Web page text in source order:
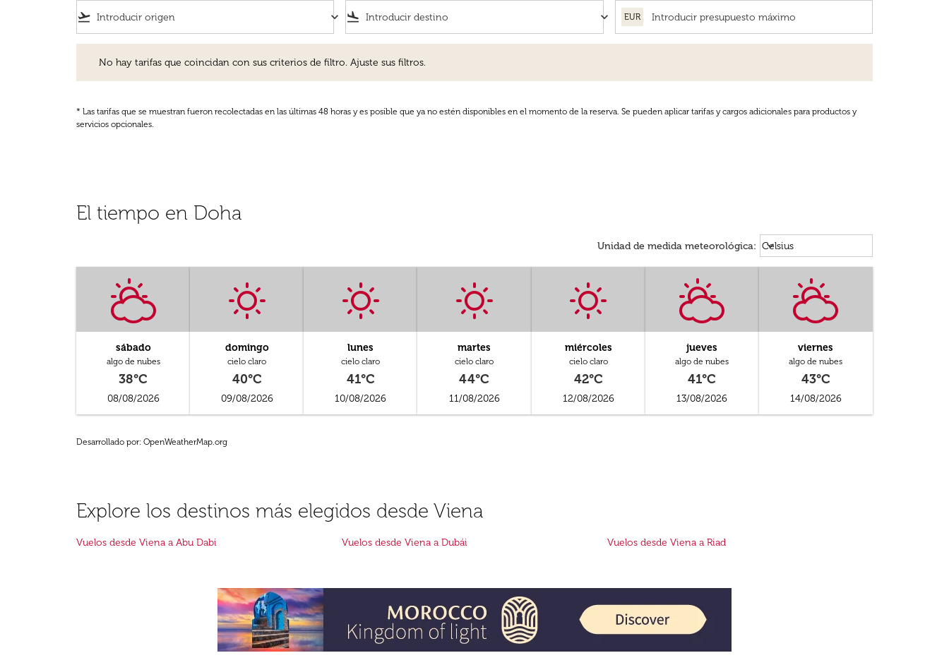
flight_takeoff keyboard_arrow_down flight_land keyboard_arrow_down EUR
No hay tarifas que coincidan con sus criterios de filtro. Ajuste sus filtros.
* Las tarifas que se muestran fueron recolectadas en las últimas 48 horas y es posible que ya no estén disponibles en el momento de la reserva. Se pueden aplicar tarifas y cargos adicionales para productos y
servicios opcionales.
El tiempo en Doha
Unidad de medida meteorológica: Weather unit option Celsius
Celsius
keyboard_arrow_down
sábado
algo de nubes
38°C
08/08/2026
domingo
cielo claro
40°C
09/08/2026
lunes
cielo claro
41°C
10/08/2026
martes
cielo claro
44°C
11/08/2026
miércoles
cielo claro
42°C
12/08/2026
jueves
algo de nubes
41°C
13/08/2026
viernes
algo de nubes
43°C
14/08/2026
Desarrollado por: OpenWeatherMap.org
Explore los destinos más elegidos desde Viena
Vuelos desde Viena a Abu Dabi Vuelos desde Viena a Dubái Vuelos desde Viena a Riad